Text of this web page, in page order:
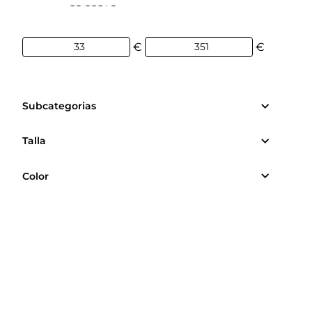
€ €
Subcategorias
Talla
Color